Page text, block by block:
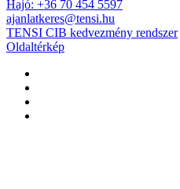
Hajó: +36 70 454 5597
ajanlatkeres@tensi.hu
TENSI CIB kedvezmény rendszer
Oldaltérkép